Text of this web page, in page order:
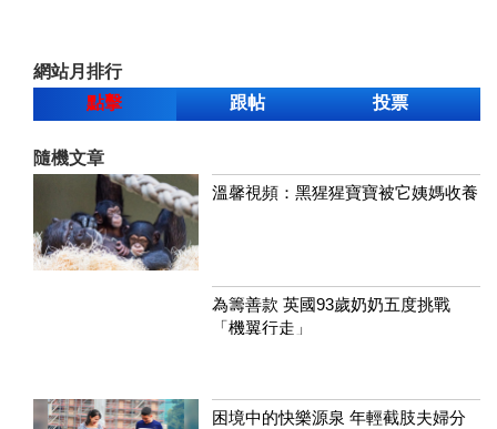
網站月排行
點擊
跟帖 投票
隨機文章
溫馨視頻：黑猩猩寶寶被它姨媽收養
為籌善款 英國93歲奶奶五度挑戰
「機翼行走」
困境中的快樂源泉 年輕截肢夫婦分